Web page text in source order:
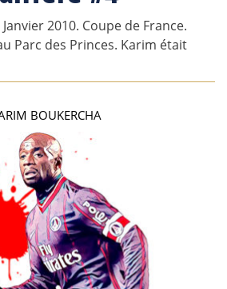
2010. Coupe de France.
Parc des Princes. Karim était
BOUKERCHA